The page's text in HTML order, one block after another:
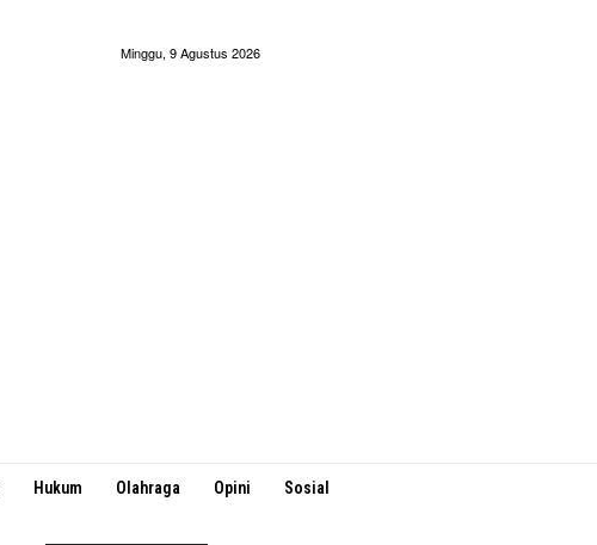
Minggu, 9 Agustus 2026
Hukum Olahraga Opini Sosial